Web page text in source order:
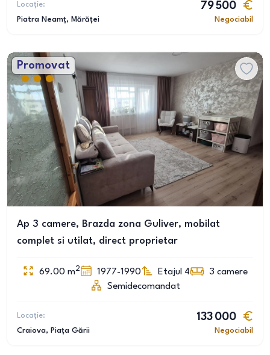
Locație:
Piatra Neamț, Mărăței
79 500
Negociabil
Promovat
Ap 3 camere, Brazda zona Guliver, mobilat
complet si utilat, direct proprietar
69.00 m2 1977-1990 Etajul 4 3 camere
Semidecomandat
Locație:
Craiova, Piața Gării
133 000
Negociabil